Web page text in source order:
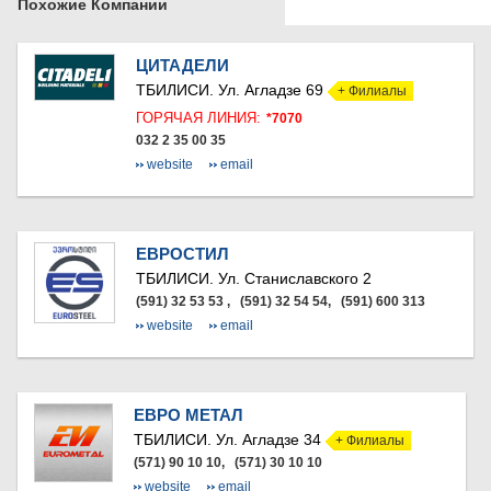
АХАЛГОРИ
РАЧА-ЛЕЧХУМИ/НИЖНЯЯ
МЕГРЕЛИЯ/ВЕРХНЯЯ
СВАНЕТИЯ
АБАША
ЗУГДИДИ
МАРТВИЛИ
СЕНАКИ
ЧХОРОЦКУ
ЦАЛЕНДЖИХА
ХОБИ
Похожие Компании
ЦИТАДЕЛИ
ТБИЛИСИ. Ул. Агладзе 69 + Филиалы
ГОРЯЧАЯ ЛИНИЯ: *7070
032 2 35 00 35
website
email
ЕВРОСТИЛ
ТБИЛИСИ. Ул. Станиславского 2
(591) 32 53 53 , (591) 32 54 54, (591) 600 313
website
email
ЕВРО МЕТАЛ
ТБИЛИСИ.Ул. Агладзе 34+ Филиалы
(571) 90 10 10, (571) 30 10 10
website
email